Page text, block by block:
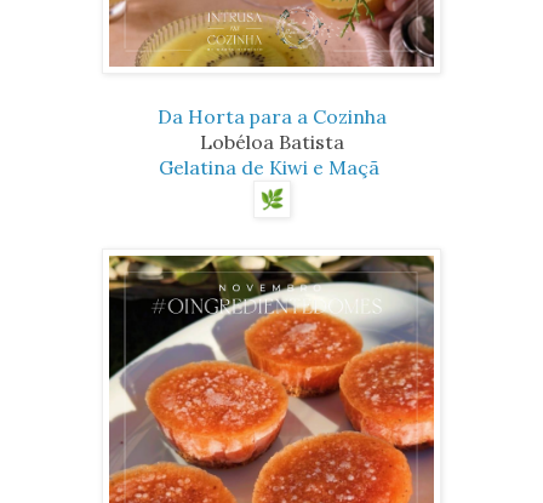
Da Horta para a Cozinha
Lobéloa Batista
Gelatina de Kiwi e Maçã